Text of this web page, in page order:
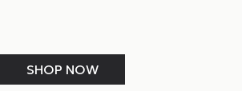
SHOP NOW